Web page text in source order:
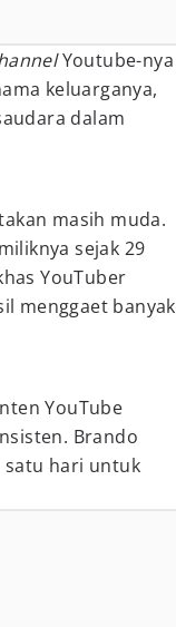
Youtube-nya
keluarganya,
dalam
masih muda.
sejak 29
YouTuber
menggaet banyak
YouTube
Brando
hari untuk